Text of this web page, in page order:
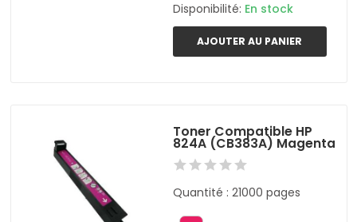
Disponibilité: En stock
AJOUTER AU PANIER
Toner Compatible HP
824A (CB383A) Magenta
Quantité : 21000 pages